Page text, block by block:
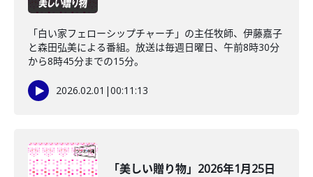
「白い家フェローシップチャーチ」の主任牧師、伊藤嘉子
と森田弘美による番組。放送は毎週日曜日、午前8時30分
から8時45分までの15分。
2026.02.01 |00:11:13
「美しい贈り物」2026年1月25日